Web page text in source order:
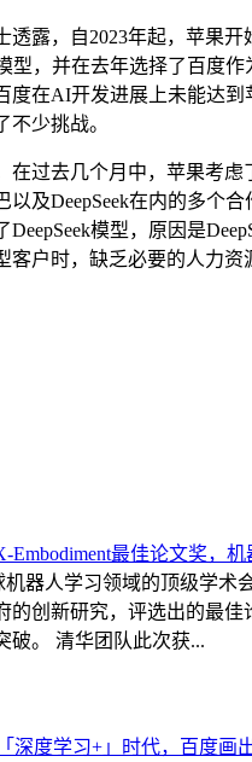
露，自2023年起，苹果开
型，并在去年选择了百度作
度在AI开发进展上未能达到
不少挑战。
过去几个月中，苹果考虑
以及DeepSeek在内的多个
DeepSeek模型，原因是
客户时，缺乏必要的人力资
Embodiment最佳论文奖，机
机器人学习领域的顶级学术
的创新研究，评选出的最佳
破。 清华团队此次获...
深度学习+」时代，百度画